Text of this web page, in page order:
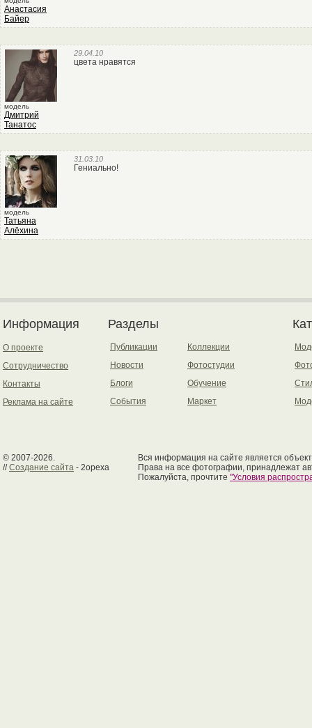
Анастасия
Байер
модель
Дмитрий
Танатос
29.04.10
цвета нравятся
модель
Татьяна
Алёхина
31.03.10
Гениально!
Информация
О проекте
Сотрудничество
Контакты
Реклама на сайте
Разделы
Публикации
Новости
Блоги
События
Коллекции
Фотостудии
Обучение
Маркет
© 2007-2026.
//Создание сайта - 2opexa
Вся информация на сайте является
Права на все фотографии, принадлежат
Пожалуйста, прочтите "Условия